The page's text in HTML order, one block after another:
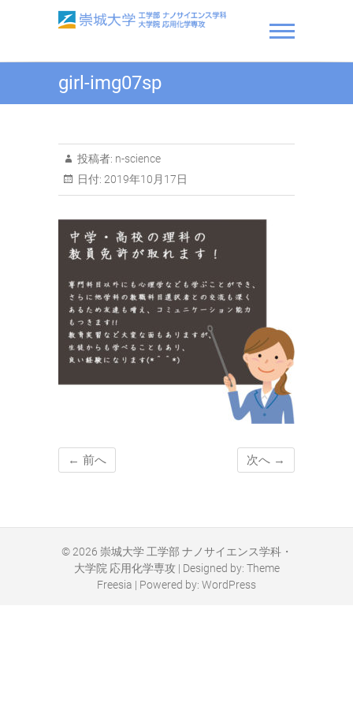
崇城大学 工学部 ナノサ
イエンス学科・大学院 応
girl-img07sp
投稿者: n-science
日付: 2019年10月17日
← 前へ 次へ →
© 2026 崇城大学 工学部 ナノサイエンス学科・
大学院 応用化学専攻 | Designed by: Theme
Freesia | Powered by: WordPress